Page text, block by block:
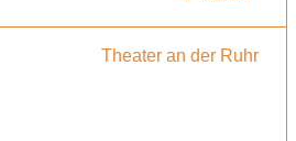
Theater an der Ruhr